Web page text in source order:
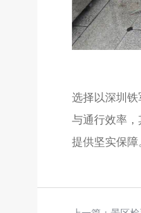
选择以深圳
与通行效率
提供坚实保障。